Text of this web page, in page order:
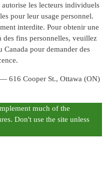
les lecteurs individuels
pour leur usage personnel.
interdite. Pour obtenir une
des fins personnelles, veuillez
Canada pour demander des
— 616 Cooper St., Ottawa (ON)
much of the
Don't use the site unless